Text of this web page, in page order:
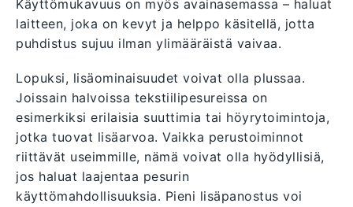
Käyttömukavuus on myös avainasemassa – haluat
laitteen, joka on kevyt ja helppo käsitellä, jotta
puhdistus sujuu ilman ylimääräistä vaivaa.
Lopuksi, lisäominaisuudet voivat olla plussaa.
Joissain halvoissa tekstiilipesureissa on
esimerkiksi erilaisia suuttimia tai höyrytoimintoja,
jotka tuovat lisäarvoa. Vaikka perustoiminnot
riittävät useimmille, nämä voivat olla hyödyllisiä,
jos haluat laajentaa pesurin
käyttömahdollisuuksia. Pieni lisäpanostus voi